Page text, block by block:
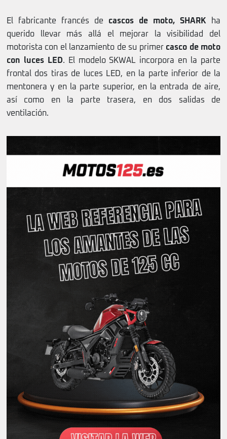
El fabricante francés de cascos de moto, SHARK ha
querido llevar más allá el mejorar la visibilidad del
motorista con el lanzamiento de su primer casco de moto
con luces LED. El modelo SKWAL incorpora en la parte
frontal dos tiras de luces LED, en la parte inferior de la
mentonera y en la parte superior, en la entrada de aire,
así como en la parte trasera, en dos salidas de
ventilación.